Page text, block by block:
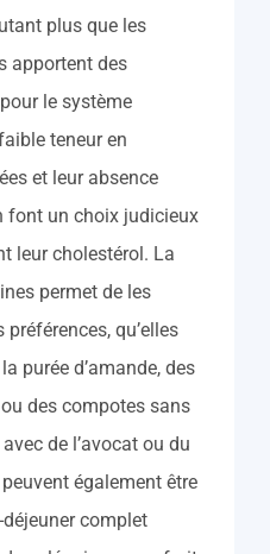
plus que les
apportent des
le système
teneur en
et leur absence
font un choix judicieux
leur cholestérol. La
permet de les
qu’elles
purée d’amande, des
des compotes sans
de l’avocat ou du
également être
complet